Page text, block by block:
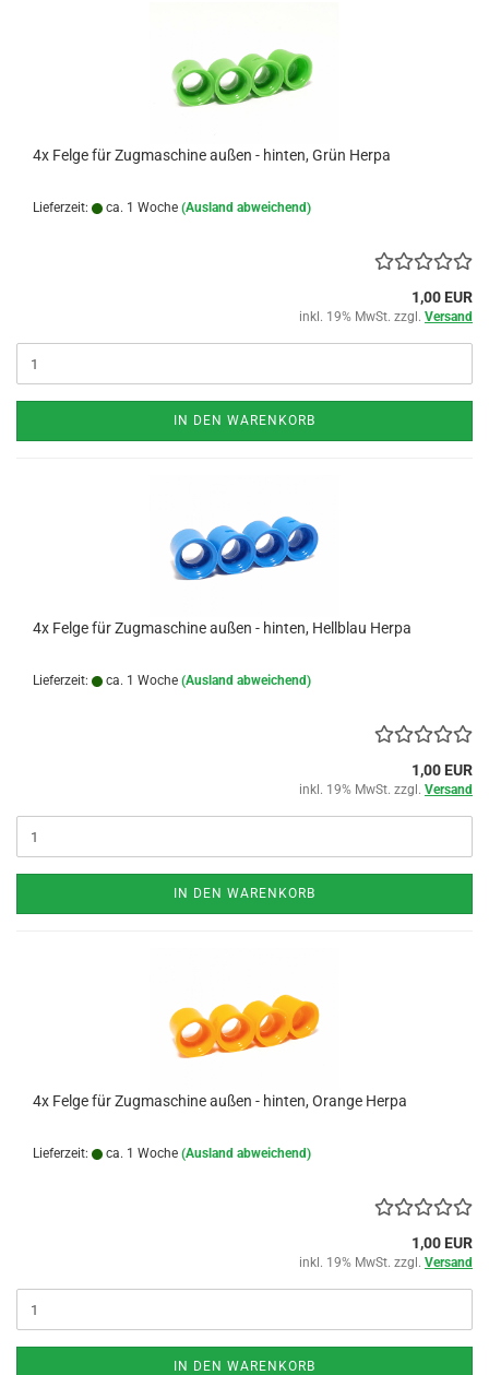
4x Felge für Zugmaschine außen - hinten, Grün Herpa
Lieferzeit: ca. 1 Woche (Ausland abweichend)
1,00 EUR
inkl. 19% MwSt. zzgl. Versand
IN DEN WARENKORB
4x Felge für Zugmaschine außen - hinten, Hellblau Herpa
Lieferzeit: ca. 1 Woche (Ausland abweichend)
1,00 EUR
inkl. 19% MwSt. zzgl. Versand
IN DEN WARENKORB
4x Felge für Zugmaschine außen - hinten, Orange Herpa
Lieferzeit: ca. 1 Woche (Ausland abweichend)
1,00 EUR
inkl. 19% MwSt. zzgl. Versand
IN DEN WARENKORB